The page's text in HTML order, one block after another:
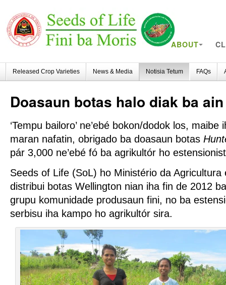
ABOUT
Released Crop Varieties News & Media Notisia Tetum FAQs
Doasaun botas halo diak ba ain
‘Tempu bailoro’ ne’ebé bokon/dodok los,
maran nafatin, obrigado ba doasaun botas
pár 3,000 ne’ebé fó ba agrikultór ho
Seeds of Life (SoL) ho Ministério da Agricultura
distribui botas Wellington nian iha fin de 2012
grupu komunidade produsaun fini, no ba
serbisu iha kampo ho agrikultór sira.